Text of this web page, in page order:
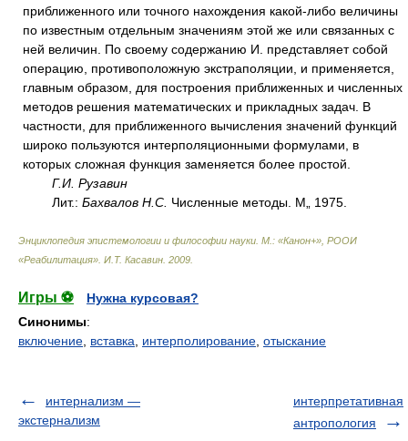
приближенного или точного нахождения какой-либо величины
по известным отдельным значениям этой же или связанных с
ней величин. По своему содержанию И. представляет собой
операцию, противоположную экстраполяции, и применяется,
главным образом, для построения приближенных и численных
методов решения математических и прикладных задач. В
частности, для приближенного вычисления значений функций
широко пользуются интерполяционными формулами, в
которых сложная функция заменяется более простой.
Г.И. Рузавин
Лит.: Бахвалов Н.С. Численные методы. М„ 1975.
Энциклопедия эпистемологии и философии науки. М.: «Канон+», РООИ
«Реабилитация» И.Т. Касавин 2009
Игры ⚽
Нужна курсовая?
Синонимы:
включение вставка интерполирование отыскание
интернализм —
экстернализм
интерпретативная
антропология